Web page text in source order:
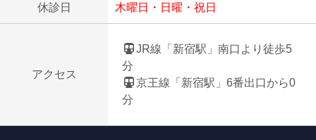
休診日 木曜日・日曜・祝日
アクセス
JR線「新宿駅」南口より徒歩5
分
京王線「新宿駅」6番出口から0
分